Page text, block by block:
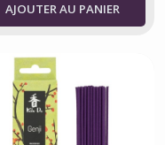
AJOUTER AU PANIER